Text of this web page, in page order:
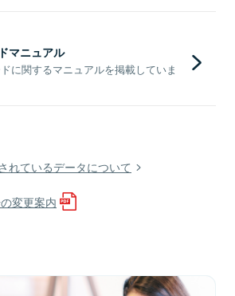
マニュアル
に関するマニュアルを掲載していま
れているデータについて
変更案内